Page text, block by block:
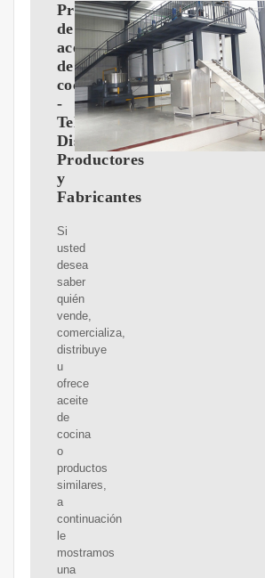
Proveedores
de
aceite
de
cocina
-
Teléfonos,
Distribuidores,
Productores
y
Fabricantes
Si
usted
desea
saber
quién
vende,
comercializa,
distribuye
u
ofrece
aceite
de
cocina
o
productos
similares,
a
continuación
le
mostramos
una